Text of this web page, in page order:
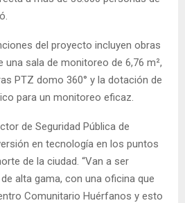
del proyecto incluyen obras
una sala de monitoreo de 6,76 m²,
PTZ domo 360° y la dotación de
para un monitoreo eficaz.
de Seguridad Pública de
en tecnología en los puntos
de la ciudad. “Van a ser
alta gama, con una oficina que
Comunitario Huérfanos y esto